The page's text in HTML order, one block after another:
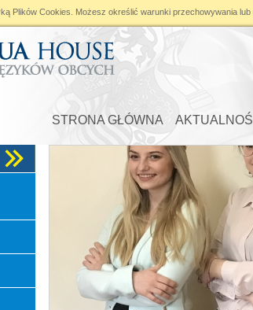
STRONA GŁÓWNA
Plików Cookies . Możesz określić warunki przechowywania